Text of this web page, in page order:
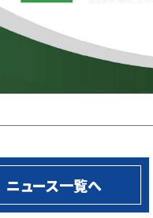
ニュース一覧へ